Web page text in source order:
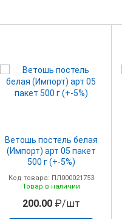
Ветошь постель белая
(Импорт) арт 05 пакет
500 г (+-5%)
Код товара: ПЛ000021753
Товар в наличии
200.00₽/шт